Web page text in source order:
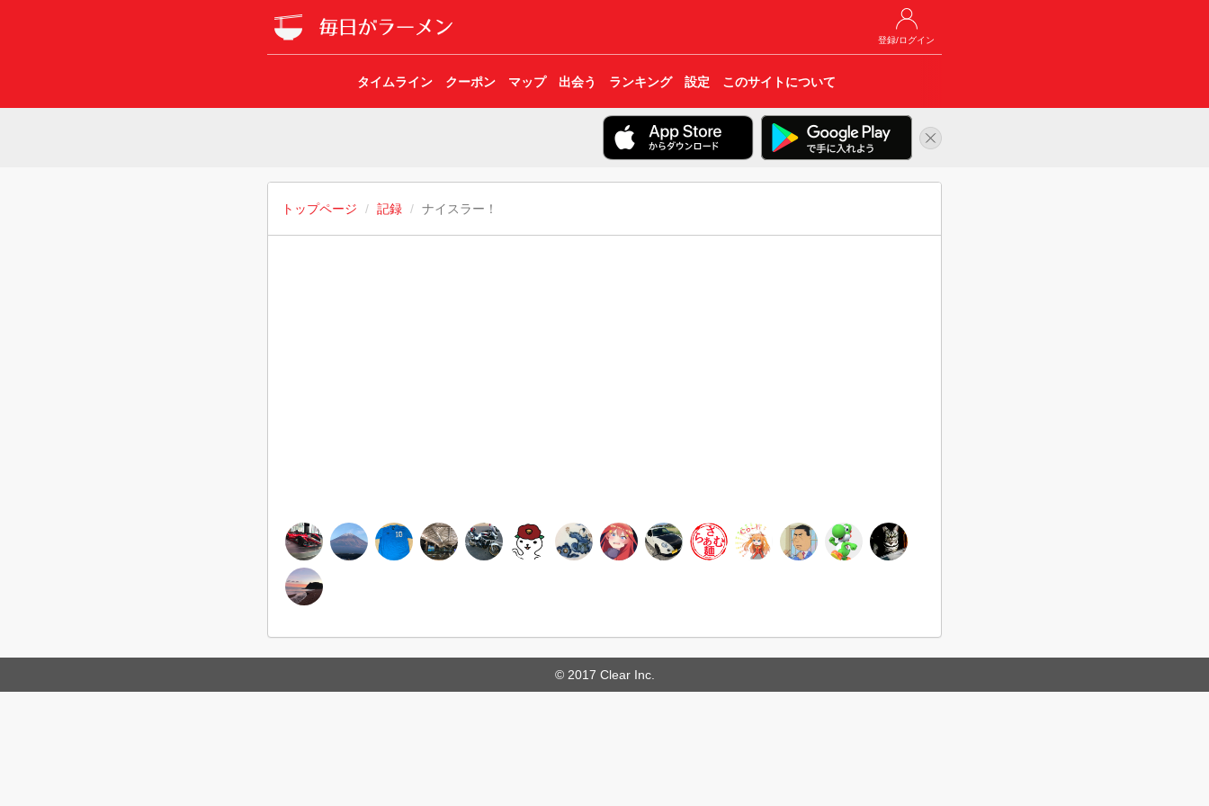
登録/ログイン
タイムライン クーポン マップ 出会う ランキング 設定 このサイトについて
トップページ 記録 ナイスラー！
© 2017 Clear Inc.